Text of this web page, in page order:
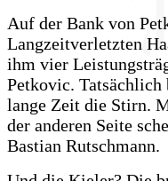
Auf der Bank von
Langzeitverletzten
ihm vier
Petkovic. Tatsächlich
lange Zeit die Stirn.
der anderen Seite
Bastian Rutschmann.